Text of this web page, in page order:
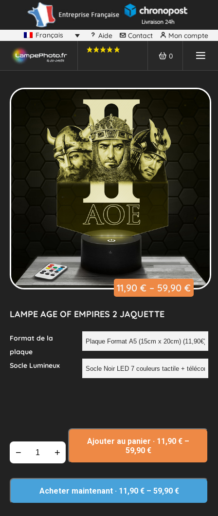
Français Aide Contact Mon compte
0
11,90 € – 59,90 €
LAMPE AGE OF EMPIRES 2 JAQUETTE
Format de la
plaque
Socle Lumineux
− +
Ajouter au panier · 11,90 € –
59,90 €
Acheter maintenant · 11,90 €– 59,90 €